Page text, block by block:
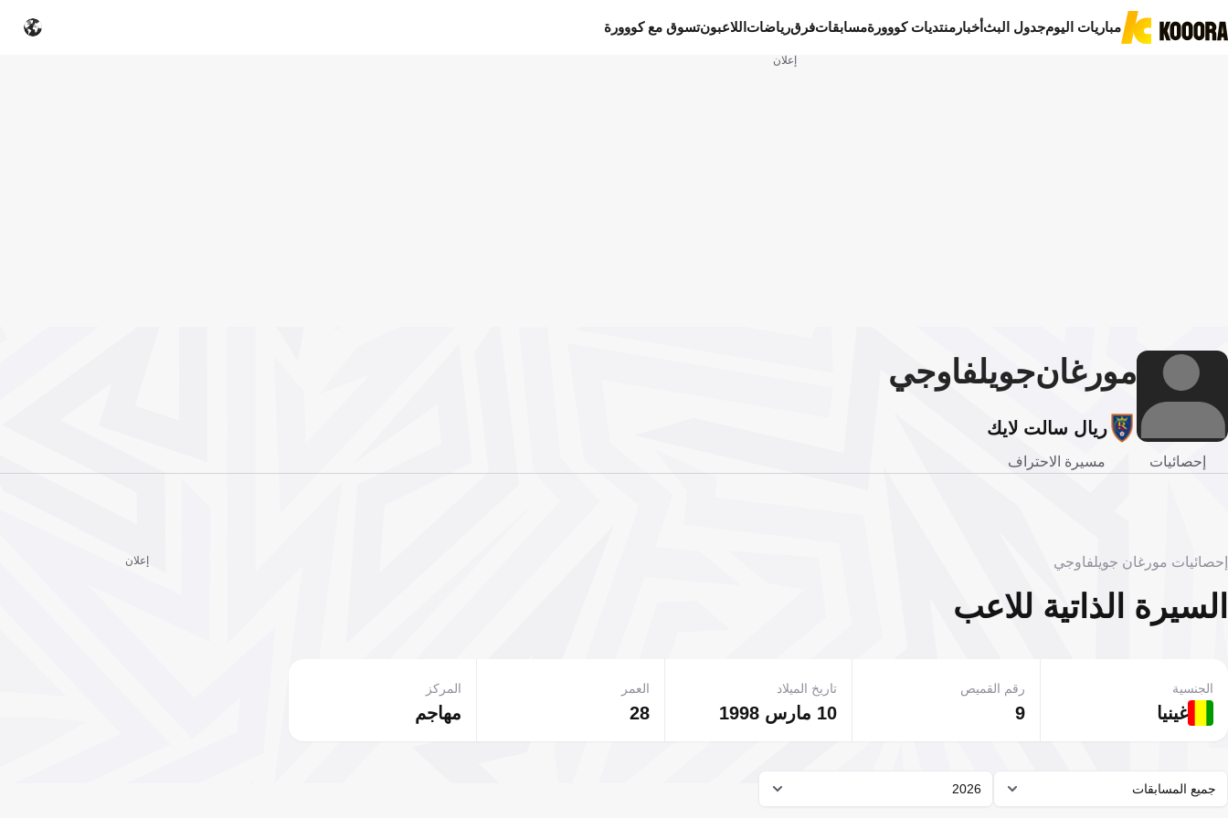
مباريات اليومجدول البثأخبار منتديات كووورةمسابقاتفرقرياضات اللاعبونتسوق مع كووورة
إعلان
مورغانجويلفاوجي
ريال سالت لايك
إحصائيات مسيرة الاحتراف
إحصائيات مورغان جويلفاوجي
السيرة الذاتية للاعب
غينيا
الجنسية
9
رقم القميص
10 مارس 1998
تاريخ الميلاد
28
العمر
مهاجم
المركز
جميع المسابقات 2026
إعلان